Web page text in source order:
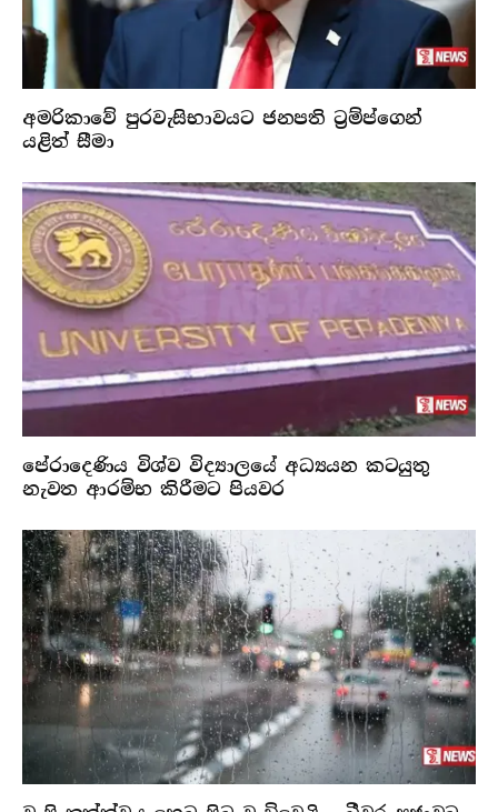
අමරිකාවේ පුරවැසිභාවයට ජනපති ට්‍රම්ප්ගෙන්
යළිත් සීමා
පේරාදෙණිය විශ්ව විද්‍යාලයේ අධ්‍යයන කටයුතු
නැවත ආරම්භ කිරීමට පියවර